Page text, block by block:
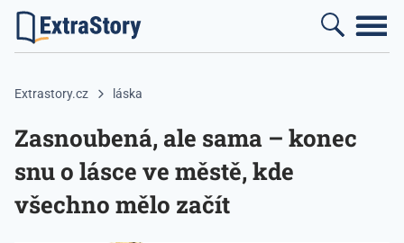
Extrastory.cz láska
Zasnoubená, ale sama – konec
snu o lásce ve městě, kde
všechno mělo začít